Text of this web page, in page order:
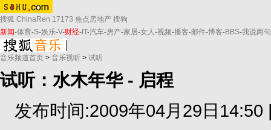
搜狐 ChinaRen 17173 焦点房地产 搜狗
新闻-体育-S-娱乐-V-财经- IT-汽车-房产-家居-女人-视频-播客-邮件-博客-BBS-我说两句
音乐频道首页 > 音乐视听 > 试听
试听：水木年华 - 启程
发布时间:2009年04月29日